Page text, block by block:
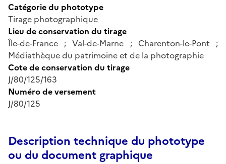
Catégorie du phototype
Tirage photographique
Lieu de conservation du tirage
Île-de-France ; Val-de-Marne ; Charenton-le-Pont ;
Médiathèque du patrimoine et de la photographie
Cote de conservation du tirage
J/80/125/163
Numéro de versement
J/80/125
Description technique du phototype
ou du document graphique